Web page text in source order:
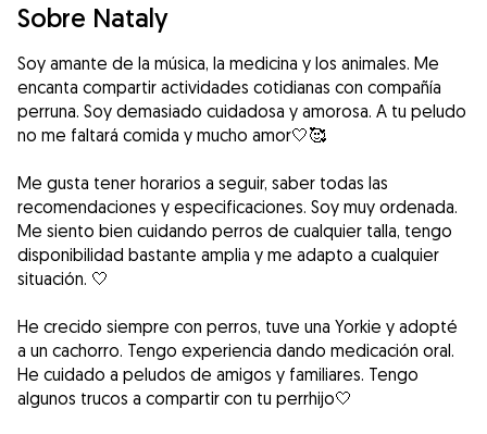
Sobre Nataly
Soy amante de la música, la medicina y los animales. Me
encanta compartir actividades cotidianas con compañía
perruna. Soy demasiado cuidadosa y amorosa. A tu peludo
no me faltará comida y mucho amor🤍🥰
Me gusta tener horarios a seguir, saber todas las
recomendaciones y especificaciones. Soy muy ordenada.
Me siento bien cuidando perros de cualquier talla, tengo
disponibilidad bastante amplia y me adapto a cualquier
situación. 🤍
He crecido siempre con perros, tuve una Yorkie y adopté
a un cachorro. Tengo experiencia dando medicación oral.
He cuidado a peludos de amigos y familiares. Tengo
algunos trucos a compartir con tu perrhijo🤍